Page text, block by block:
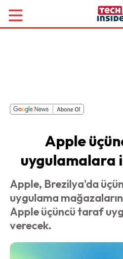
Apple
uygulamalara
Apple, Brezilya'da
uygulama
Apple üçüncü taraf
verecek.